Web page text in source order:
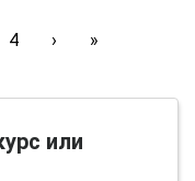
4 › »
или